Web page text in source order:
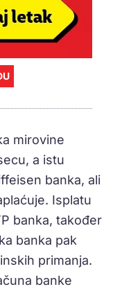
mirovine
a istu
banka, ali
Isplatu
banka, također
banka pak
primanja.
banke